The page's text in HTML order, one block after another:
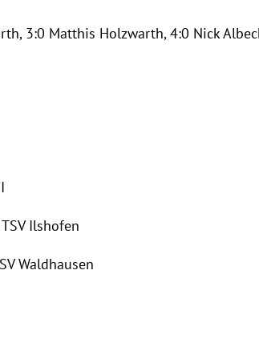
3:0 Matthis Holzwarth, 4:0 Nick
Ilshofen
Waldhausen